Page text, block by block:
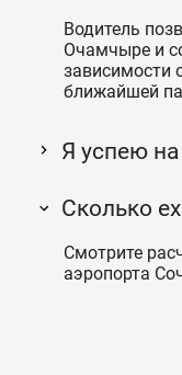
Водитель
Очамчыре и
зависимости
ближайшей
Я успею на
Сколько
Смотрите
аэропорта